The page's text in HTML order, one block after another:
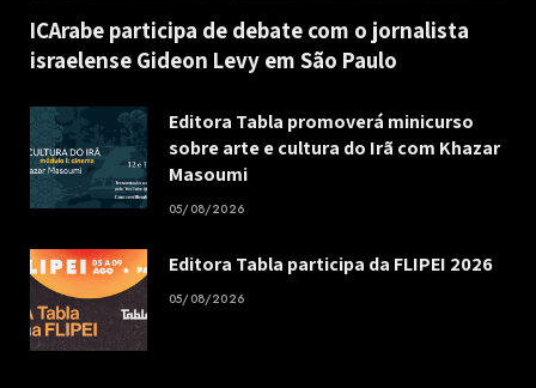
ICArabe participa de debate com o jornalista
israelense Gideon Levy em São Paulo
Editora Tabla promoverá minicurso
sobre arte e cultura do Irã com Khazar
Masoumi
05/08/2026
Editora Tabla participa da FLIPEI 2026
05/08/2026